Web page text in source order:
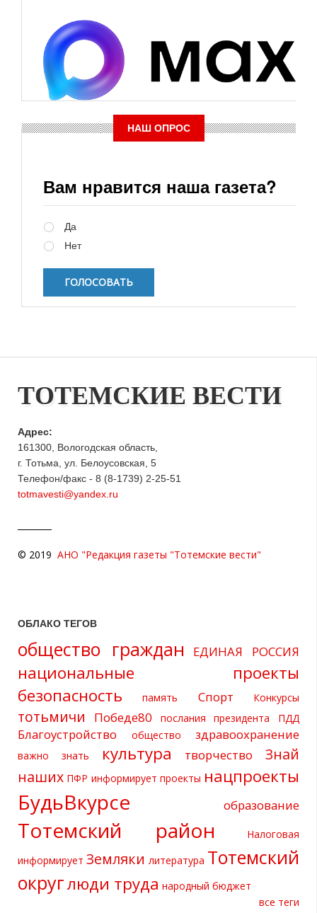
НАШ ОПРОС
Вам нравится наша газета?
Да
Нет
ТОТЕМСКИЕ ВЕСТИ
Адрес:
161300, Вологодская область,
г. Тотьма, ул. Белоусовская, 5
Телефон/факс - 8 (8-1739) 2-25-51
totmavesti@yandex.ru
© 2019 АНО "Редакция газеты "Тотемские вести"
ОБЛАКО ТЕГОВ
общество граждан ЕДИНАЯ РОССИЯ
национальные проекты
безопасность
память Спорт Конкурсы
тотьмичи Победе80 послания президента ПДД
Благоустройство общество здравоохранение
важно знать культура творчество
Знай
наших ПФР информирует проекты нацпроекты
БудьВкурсе образование
Тотемский район
Налоговая
информирует Земляки литература Тотемский
округлюди труда народный бюджет
все теги